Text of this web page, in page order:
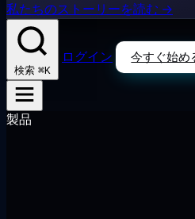
私たちのストーリーを読む →
検索 ⌘K
ログイン 今すぐ始め
製品